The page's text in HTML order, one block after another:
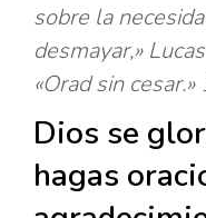
sobre la
desmayar,»
«Orad sin
Dios se
hagas